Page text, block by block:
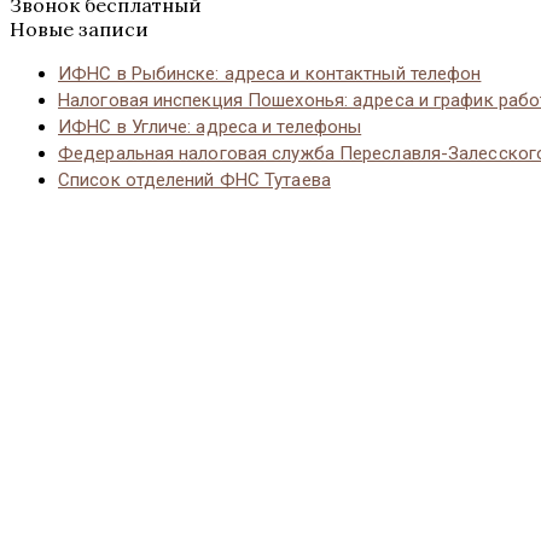
Звонок бесплатный
Новые записи
ИФНС в Рыбинске: адреса и контактный телефон
Налоговая инспекция Пошехонья: адреса и график
ИФНС в Угличе: адреса и телефоны
Федеральная налоговая служба Переславля-
Список отделений ФНС Тутаева